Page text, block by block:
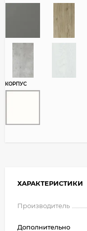
КОРПУС
ХАРАКТЕРИСТИКИ
Производитель
Дополнительно